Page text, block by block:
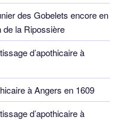
des Gobelets encore en
de la Ripossière
d’apothicaire à
à Angers en 1609
d’apothicaire à